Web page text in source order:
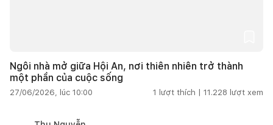
Ngôi nhà mở giữa Hội An, nơi thiên nhiên trở thành
một phần của cuộc sống
27/06/2026, lúc 10:00 1 lượt thích | 11.228 lượt xem